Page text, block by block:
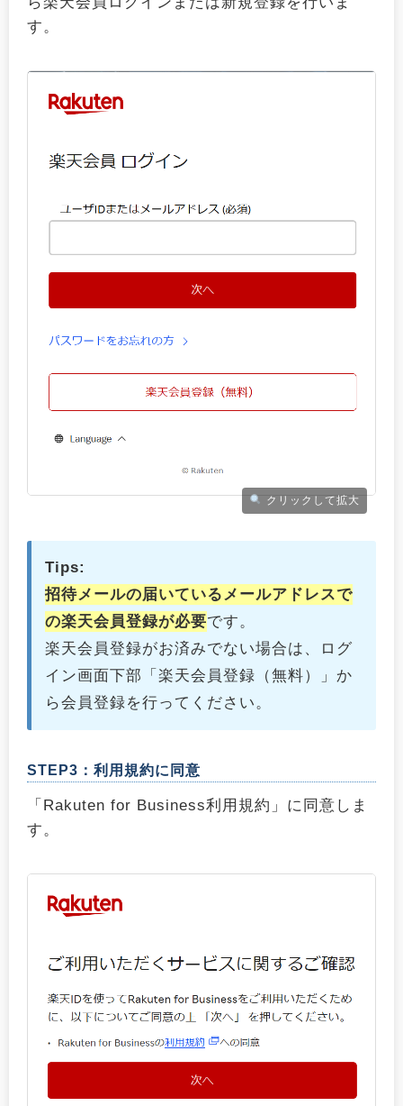
す。
クリックして拡大
Tips:
招待メールの届いているメールアドレスで
の楽天会員登録が必要です。
楽天会員登録がお済みでない場合は、ログ
イン画面下部「楽天会員登録（無料）」か
ら会員登録を行ってください。
STEP3：利用規約に同意
「Rakuten for Business利用規約」に同意しま
す。